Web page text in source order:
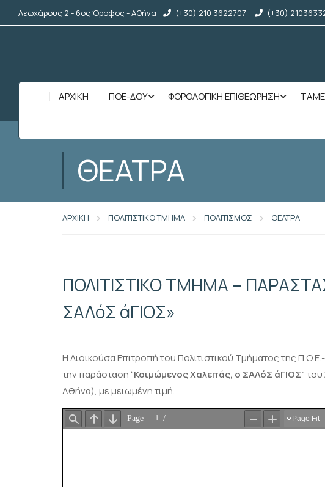
Λεωχάρους 2 - 6ος Όροφος - Αθήνα (+30) 210 3622707 (+30)
ΑΡΧΙΚΉ ΠΟΕ-ΔΟΥ ΦΟΡΟΛΟΓΙΚΗ ΕΠΙΘΕΩΡΗΣΗ
ΘΕΑΤΡΑ
ΑΡΧΙΚΗ ΠΟΛΙΤΙΣΤΙΚΟ ΤΜΗΜΑ ΠΟΛΙΤΙΣΜΟΣ ΘΕΑΤΡΑ
ΠΟΛΙΤΙΣΤΙΚΟ ΤΜΗΜΑ –
ΣΑΛόΣ άΓΙΟΣ»
Η Διοικούσα Επιτροπή του Πολιτιστικού Τμήματος της
την παράσταση“Κοιμώμενος Χαλεπάς, ο ΣΑΛόΣ άΓΙΟΣ”του
Αθήνα), με μειωμένη τιμή.